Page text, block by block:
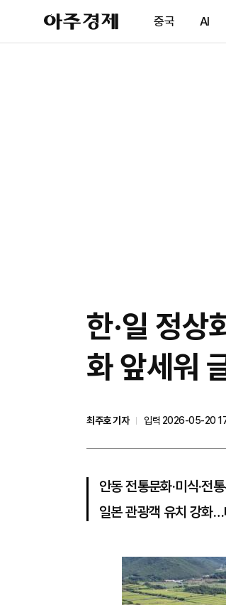
아
주
제
중국 AI
한·일 정상
화 앞세워
최주호 기자
입력 2026-05-20
안동 전통문화·미식·전
일본 관광객 유치 강화